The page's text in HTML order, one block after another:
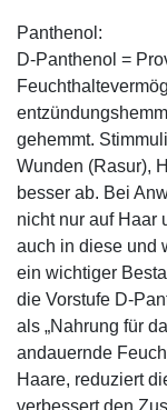
Panthenol:
D-Panthenol =
gehemmt.
Wunden (Rasur),
besser ab. Bei
nicht nur auf Haar
auch in diese und
ein wichtiger
die Vorstufe D-
als „Nahrung für
andauernde
Haare, reduziert
verbessert den